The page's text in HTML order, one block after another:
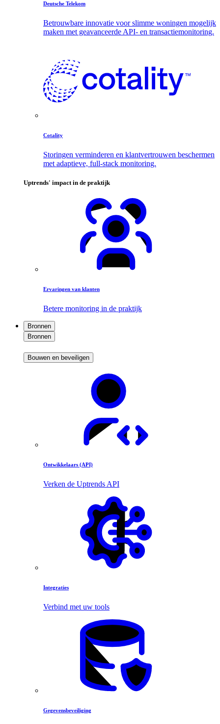
Deutsche Telekom
Betrouwbare innovatie voor slimme woningen mogelijk
maken met geavanceerde API- en transactiemonitoring.
Cotality
Storingen verminderen en klantvertrouwen beschermen
met adaptieve, full-stack monitoring.
Uptrends' impact in de praktijk
Ervaringen van klanten
Betere monitoring in de praktijk
Bronnen
Bronnen
Bouwen en beveiligen
Ontwikkelaars (API)
Verken de Uptrends API
Integraties
Verbind met uw tools
Gegevensbeveiliging